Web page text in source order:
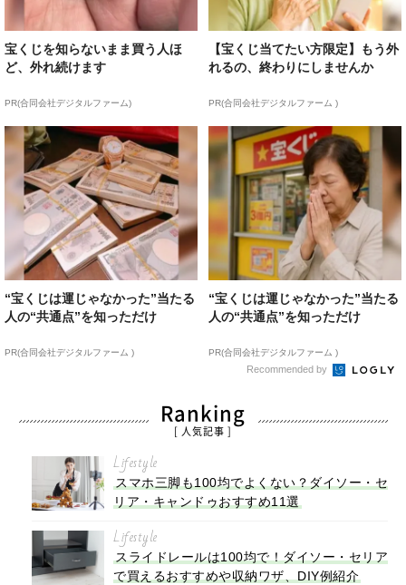
宝くじを知らないまま買う人ほ
ど、外れ続けます
PR(合同会社デジタルファーム)
【宝くじ当てたい方限定】もう外
れるの、終わりにしませんか
PR(合同会社デジタルファーム )
“宝くじは運じゃなかった”当たる
人の“共通点”を知っただけ
PR(合同会社デジタルファーム )
“宝くじは運じゃなかった”当たる
人の“共通点”を知っただけ
PR(合同会社デジタルファーム )
Recommended by
Ranking
[ 人気記事 ]
Lifestyle
スマホ三脚も100均でよくない？ダイソー・セ
リア・キャンドゥおすすめ11選
Lifestyle
スライドレールは100均で！ダイソー・セリア
で買えるおすすめや収納ワザ、DIY例紹介